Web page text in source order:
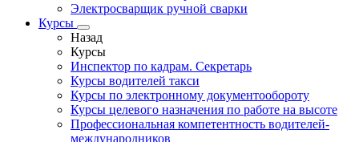
Электросварщик ручной сварки
Курсы
Назад
Курсы
Инспектор по кадрам. Секретарь
Курсы водителей такси
Курсы по электронному документообороту
Курсы целевого назначения по работе на высоте
Профессиональная компетентность водителей-
международников